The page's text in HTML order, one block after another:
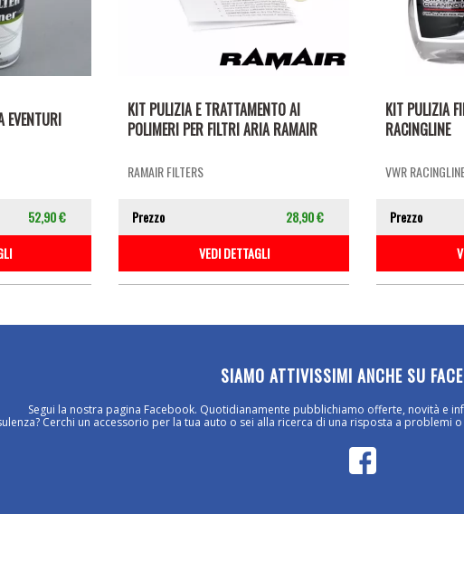
EVENTURI
52,90 €
KIT PULIZIA E TRATTAMENTO AI
POLIMERI PER FILTRI ARIA RAMAIR
RAMAIR FILTERS
Prezzo
28,90 €
VEDI DETTAGLI
KIT PULIZIA
RACINGLINE
VWR
Prezzo
SIAMO ATTIVISSIMI ANCHE SU
Segui la nostra pagina Facebook. Quotidianamente pubblichiamo offerte, novità e
Cerchi un accessorio per la tua auto o sei alla ricerca di una risposta a problemi